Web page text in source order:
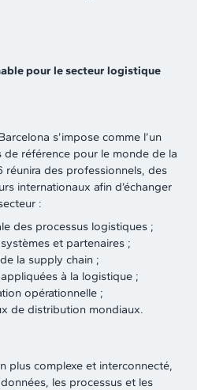
pour le secteur logistique
s’impose comme l’un
de référence pour le monde de la
réunira des professionnels, des
internationaux afin d’échanger
:
des processus logistiques ;
et partenaires ;
la supply chain ;
à la logistique ;
opérationnelle ;
de distribution mondiaux.
plus complexe et interconnecté,
les processus et les